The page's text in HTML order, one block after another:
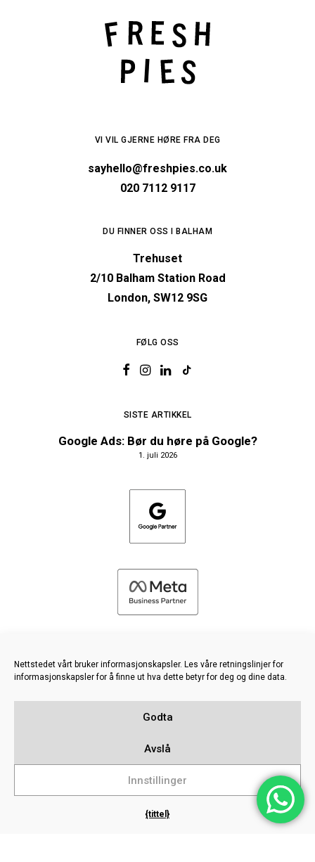
Nettstedet vårt bruker informasjonskapsler. Les våre retningslinjer for
informasjonskapsler for å finne ut hva dette betyr for deg og dine data.
Godta
Avslå
Innstillinger
{tittel}
VI VIL GJERNE HØRE FRA DEG
sayhello@freshpies.co.uk
020 7112 9117
DU FINNER OSS I BALHAM
Trehuset
2/10 Balham Station Road
London, SW12 9SG
FØLG OSS
SISTE ARTIKKEL
Google Ads: Bør du høre på Google?
1. juli 2026
2026 FRESH PIES LTD - ALLE RETTIGHETER FORBEHOLDT
Kunnskapsbase
Sitemap